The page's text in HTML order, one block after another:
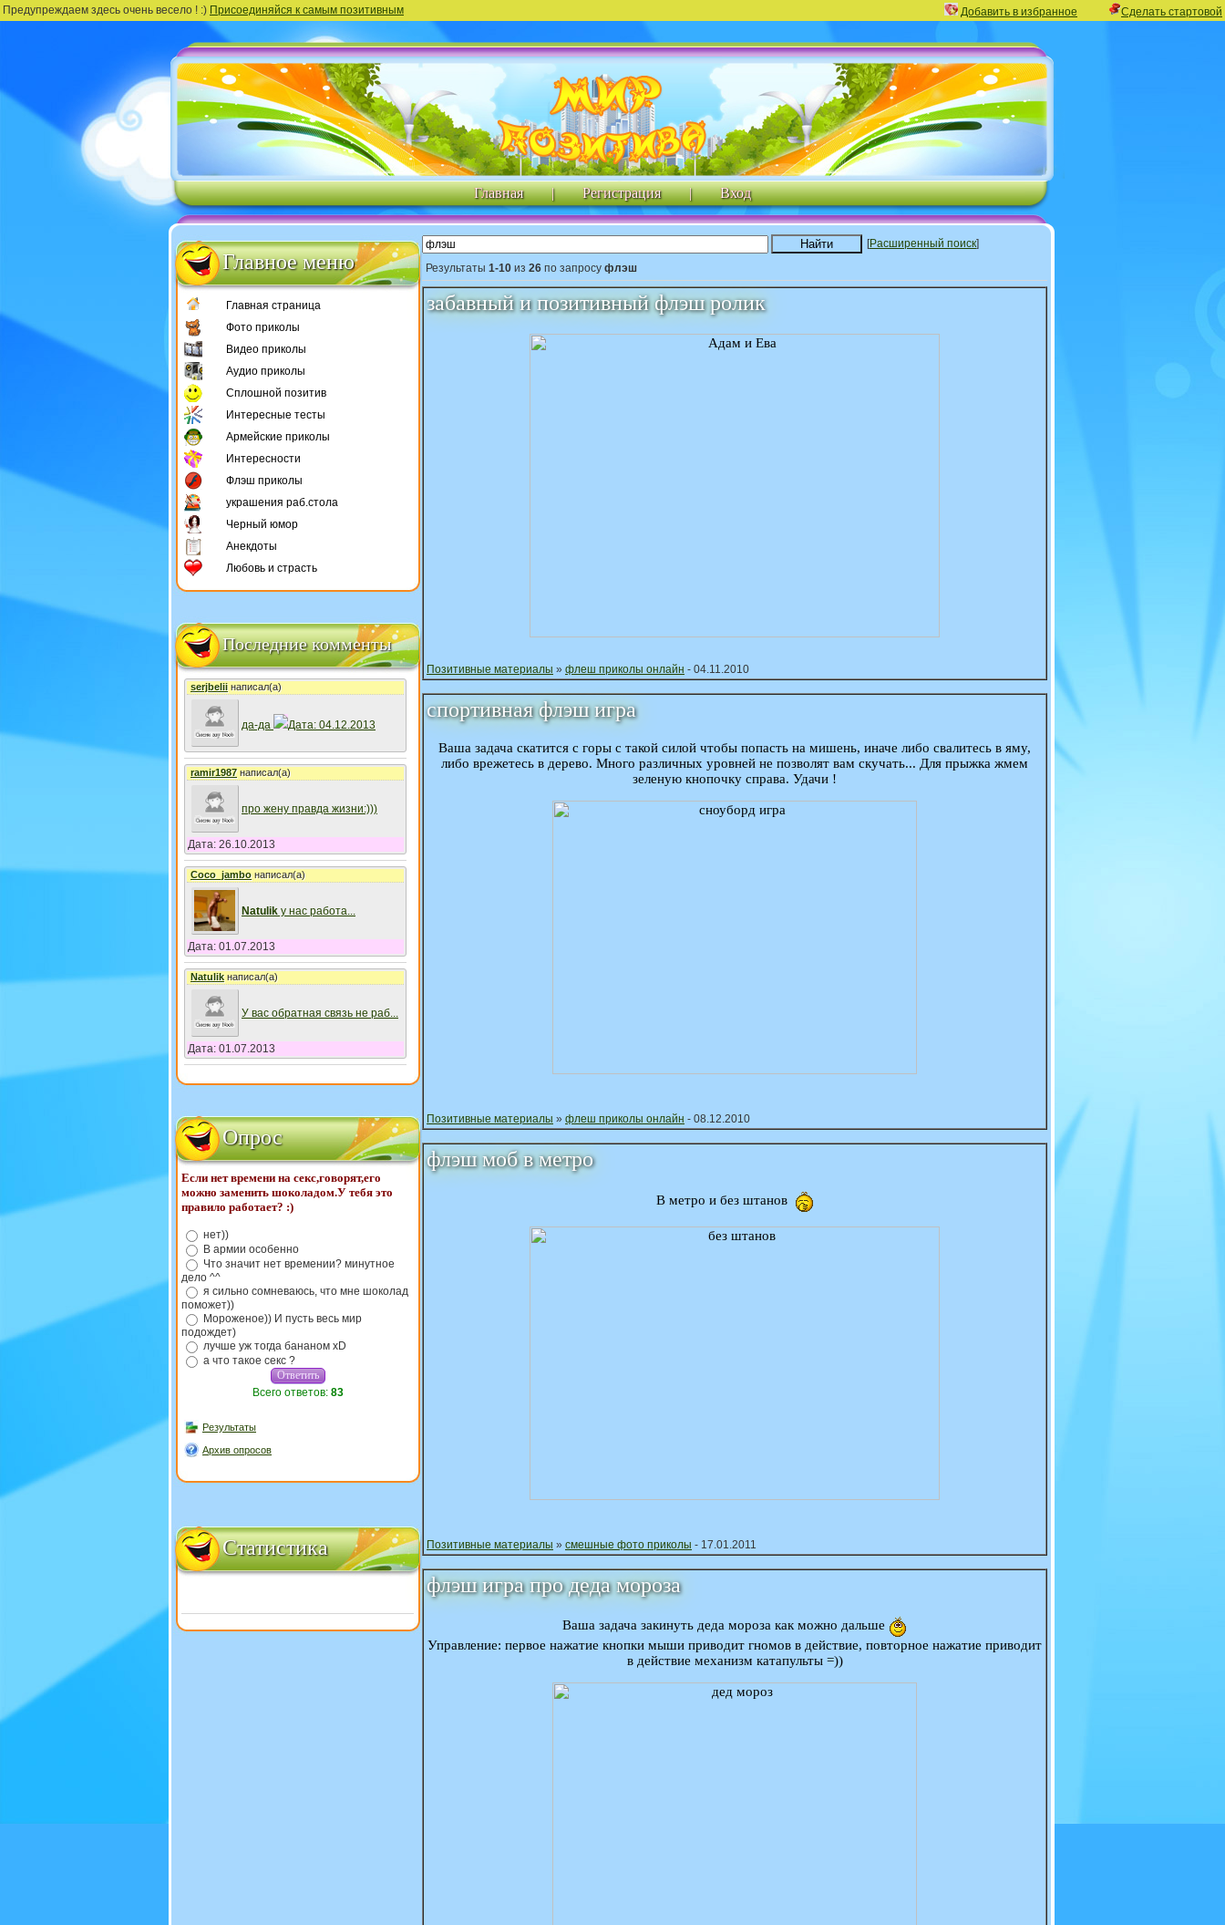
Предупреждаем здесь очень весело ! :) Присоединяйся к самым позитивным Добавить в избранное Сделать стартовой
Главная | Регистрация | Вход
Главное меню
Главная страница
Фото приколы
Видео приколы
Аудио приколы
Сплошной позитив
Интересные тесты
Армейские приколы
Интересности
Флэш приколы
украшения раб.стола
Черный юмор
Анекдоты
Любовь и страсть
Последние комменты
serjbeliiнаписал(а)
да-да Дата: 04.12.2013
ramir1987написал(а)
про жену правда жизни:)))
Дата: 26.10.2013
Coco_jambo написал(а)
Natulik у нас работа...
Дата: 01.07.2013
Natulikнаписал(а)
У вас обратная связь не раб...
Дата: 01.07.2013
Опрос
Если нет времени на секс,говорят,его
можно заменить шоколадом.У тебя это
правило работает? :)
нет))
В армии особенно
Что значит нет времении? минутное
дело ^^
я сильно сомневаюсь, что мне шоколад
поможет))
Мороженое)) И пусть весь мир
подождет)
лучше уж тогда бананом xD
а что такое секс ?
Всего ответов: 83
Результаты
Архив опросов
Статистика
[Расширенный поиск]
Результаты 1-10 из 26 по запросу флэш
забавный и позитивный флэш ролик
Позитивные материалы » флеш приколы онлайн - 04.11.2010
спортивная флэш игра
Ваша задача скатится с горы с такой силой чтобы попасть на мишень, иначе либо свалитесь в яму,
либо врежетесь в дерево. Много различных уровней не позволят вам скучать... Для прыжка жмем
зеленую кнопочку справа. Удачи !
Позитивные материалы » флеш приколы онлайн - 08.12.2010
флэш моб в метро
В метро и без штанов
Позитивные материалы » смешные фото приколы - 17.01.2011
флэш игра про деда мороза
Ваша задача закинуть деда мороза как можно дальше
Управление: первое нажатие кнопки мыши приводит гномов в действие, повторное нажатие приводит
в действие механизм катапульты =))